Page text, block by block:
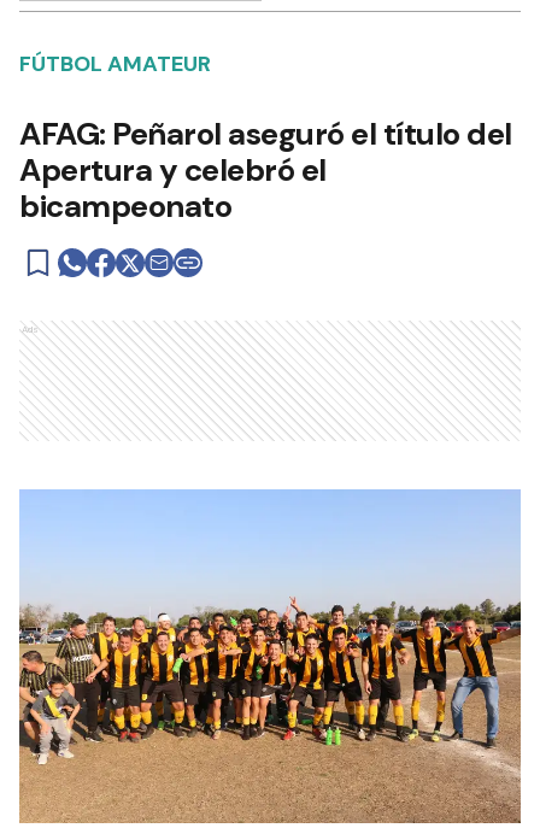
FÚTBOL AMATEUR
AFAG: Peñarol aseguró el título del
Apertura y celebró el
bicampeonato
Ads